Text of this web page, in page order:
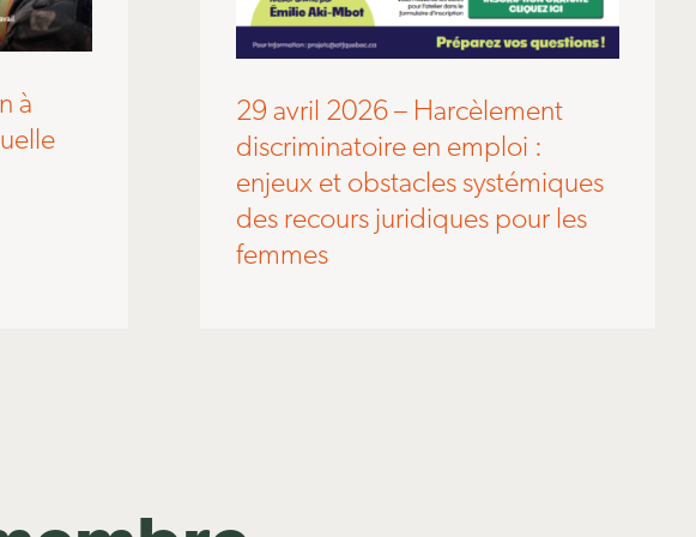
à
29 avril 2026 – Harcèlement
discriminatoire en emploi :
enjeux et obstacles systémiques
des recours juridiques pour les
femmes